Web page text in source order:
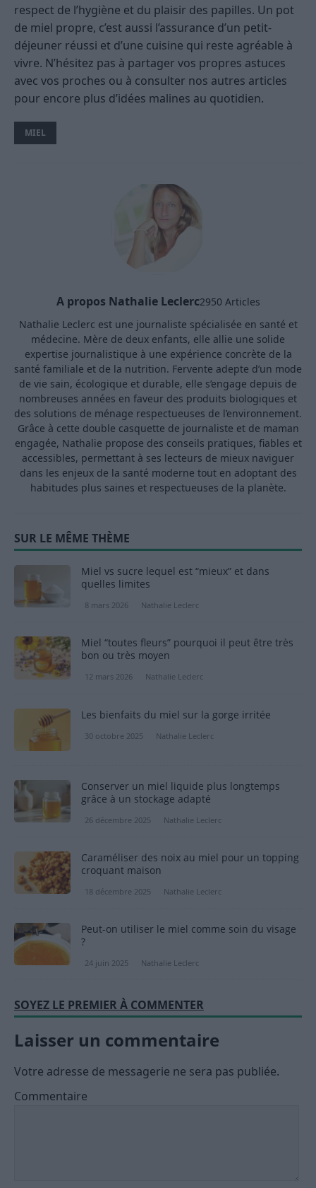
respect de l’hygiène et du plaisir des papilles. Un pot
de miel propre, c’est aussi l’assurance d’un petit-
déjeuner réussi et d’une cuisine qui reste agréable à
vivre. N’hésitez pas à partager vos propres astuces
avec vos proches ou à consulter nos autres articles
pour encore plus d’idées malines au quotidien.
MIEL
A propos Nathalie Leclerc2950 Articles
Nathalie Leclerc est une journaliste spécialisée en santé et
médecine. Mère de deux enfants, elle allie une solide
expertise journalistique à une expérience concrète de la
santé familiale et de la nutrition. Fervente adepte d’un mode
de vie sain, écologique et durable, elle s’engage depuis de
nombreuses années en faveur des produits biologiques et
des solutions de ménage respectueuses de l’environnement.
Grâce à cette double casquette de journaliste et de maman
engagée, Nathalie propose des conseils pratiques, fiables et
accessibles, permettant à ses lecteurs de mieux naviguer
dans les enjeux de la santé moderne tout en adoptant des
habitudes plus saines et respectueuses de la planète.
SUR LE MÊME THÈME
Miel vs sucre lequel est “mieux” et dans
quelles limites
8 mars 2026 Nathalie Leclerc
Miel “toutes fleurs” pourquoi il peut être très
bon ou très moyen
12 mars 2026 Nathalie Leclerc
Les bienfaits du miel sur la gorge irritée
30 octobre 2025 Nathalie Leclerc
Conserver un miel liquide plus longtemps
grâce à un stockage adapté
26 décembre 2025 Nathalie Leclerc
Caraméliser des noix au miel pour un topping
croquant maison
18 décembre 2025 Nathalie Leclerc
Peut-on utiliser le miel comme soin du visage
?
24 juin 2025 Nathalie Leclerc
SOYEZ LE PREMIER À COMMENTER
Laisser un commentaire
Votre adresse de messagerie ne sera pas publiée.
Commentaire